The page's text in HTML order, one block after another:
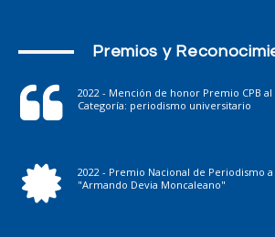
Premios y
2022 - Mención de honor Premio CPB
Categoría: periodismo universitario
2022 - Premio Nacional de Periodismo
"Armando Devia Moncaleano"